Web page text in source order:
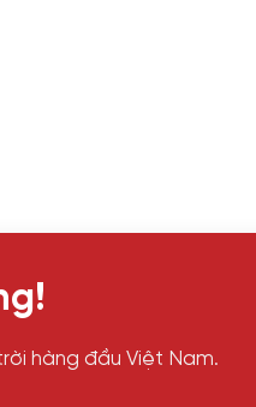
hàng đầu Việt Nam.